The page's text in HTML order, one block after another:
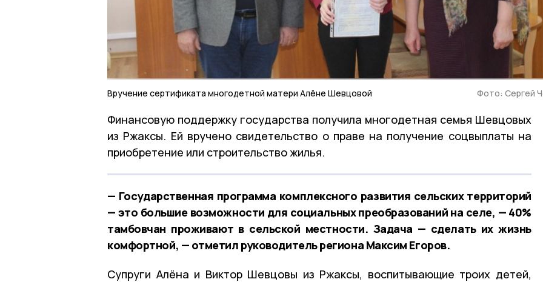
Вручение сертификата многодетной матери Алёне Шевцовой Фото: Сергей
Финансовую поддержку государства получила многодетная семья Шевцовых
из Ржаксы. Ей вручено свидетельство о праве на получение соцвыплаты на
приобретение или строительство жилья.
— Государственная программа комплексного развития сельских территорий
— это большие возможности для социальных преобразований на селе, — 40%
тамбовчан проживают в сельской местности. Задача — сделать их жизнь
комфортной, — отметил руководитель региона Максим Егоров.
Супруги Алёна и Виктор Шевцовы из Ржаксы, воспитывающие троих детей,